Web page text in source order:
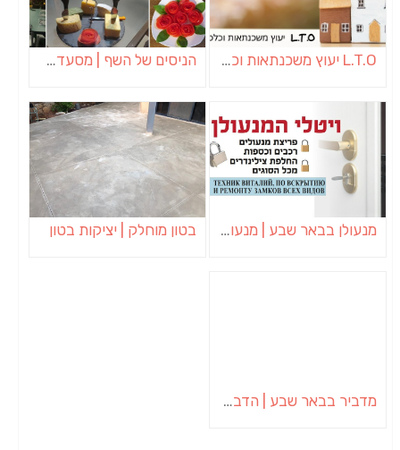
L.T.O יעוץ משכנתאות וכלכלת משפחה | יועץ משכנתאות באשכול הניסים של השף | מסעדת שף בבית | ארוחות גורמה
מנעולן בבאר שבע | מנעולן באופקים | ויטלי המנעולן בטון מוחלק | יציקות בטון
מדביר בבאר שבע | הדברה בבאר שבע | יוגב הדברות